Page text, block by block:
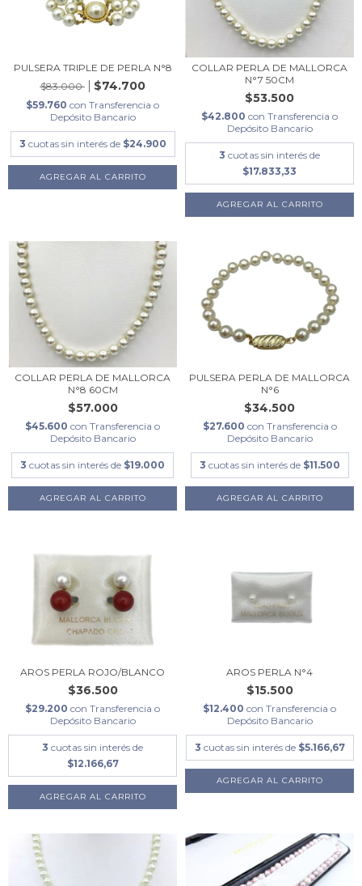
PULSERA TRIPLE DE PERLA N°8
$83.000
$74.700
$59.760 con Transferencia o
Depósito Bancario
3 cuotas sin interés de $24.900
COLLAR PERLA DE MALLORCA
N°7 50CM
$53.500
$42.800 con Transferencia o
Depósito Bancario
3 cuotas sin interés de
$17.833,33
COLLAR PERLA DE MALLORCA
N°8 60CM
$57.000
$45.600 con Transferencia o
Depósito Bancario
3 cuotas sin interés de $19.000
PULSERA PERLA DE MALLORCA
N°6
$34.500
$27.600 con Transferencia o
Depósito Bancario
3 cuotas sin interés de $11.500
AROS PERLA ROJO/BLANCO
$36.500
$29.200 con Transferencia o
Depósito Bancario
3 cuotas sin interés de
$12.166,67
AROS PERLA N°4
$15.500
$12.400 con Transferencia o
Depósito Bancario
3 cuotas sin interés de $5.166,67